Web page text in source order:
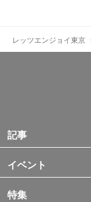
レッツエンジョイ東京
記事
イベント
特集